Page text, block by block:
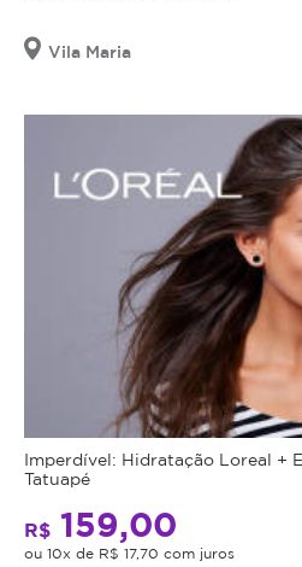
Vila Maria
Imperdível: Hidratação Loreal +
Tatuapé
R$ 159,00
ou 10x de R$ 17,70 com juros